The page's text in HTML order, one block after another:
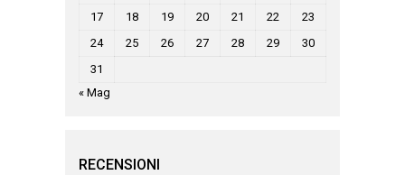
17
18 19 20 21 22
23
24
25 26 27 28 29
30
31
« Mag
RECENSIONI